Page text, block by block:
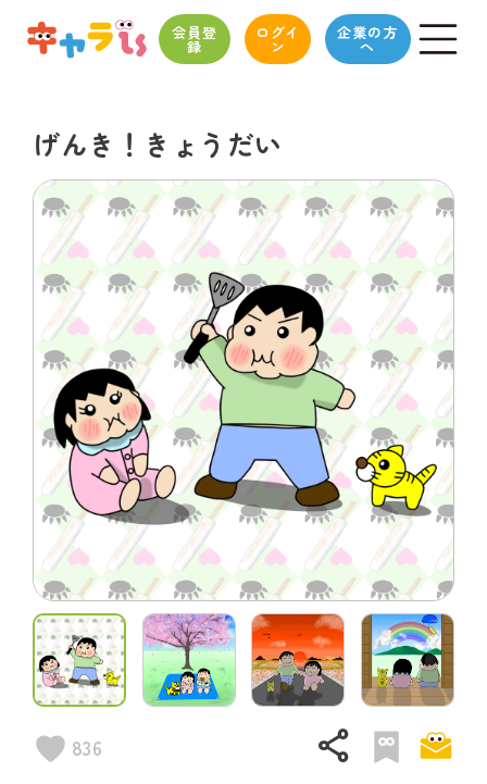
会員登
録
ログイ
ン
企業の方
へ
げんき！きょうだい
836 share